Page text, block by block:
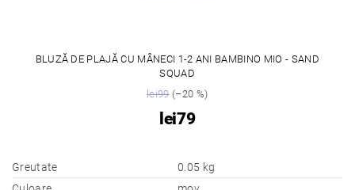
BLUZĂ DE PLAJĂ CU MÂNECI 1-2 ANI BAMBINO MIO - SAND
SQUAD
lei99(–20 %)
lei79
Greutate
0.05 kg